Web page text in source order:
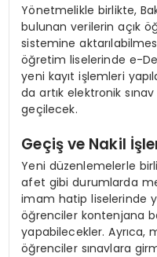
Yönetmelikle birlikte,
bulunan verilerin açık
sistemine
öğretim liselerinde e-
yeni kayıt işlemleri
da artık elektronik
geçilecek.
Geçiş ve Nakil
Yeni düzenlemelerle
afet gibi durumlarda
imam hatip liselerinde
öğrenciler kontenjana
yapabilecekler. Ayrıca,
öğrenciler sınavlara